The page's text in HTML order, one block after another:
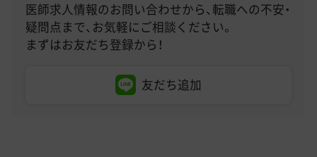
医師求人情報のお問い合わせから、転職への不安・
疑問点まで、お気軽にご相談ください。
まずはお友だち登録から！
友だち追加